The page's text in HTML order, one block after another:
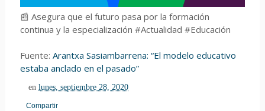
📰 Asegura que el futuro pasa por la formación
continua y la especialización #Actualidad #Educación
Fuente: Arantxa Sasiambarrena: “El modelo educativo
estaba anclado en el pasado”
enlunes, septiembre 28, 2020
Compartir